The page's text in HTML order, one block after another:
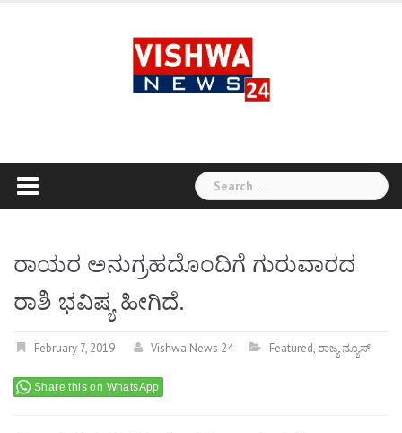
Search
for:
ರಾಯರ ಅನುಗ್ರಹದೊಂದಿಗೆ ಗುರುವಾರದ
ರಾಶಿ ಭವಿಷ್ಯ ಹೀಗಿದೆ.
February 7, 2019 Vishwa News 24 Featured,ರಾಜ್ಯ ನ್ಯೂಸ್
Share this on WhatsApp